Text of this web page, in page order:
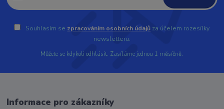
Souhlasím se zpracováním osobních údajů za účelem rozesílky
newsletteru.
Můžete se kdykoli odhlásit. Zasíláme jednou 1 měsíčně.
Informace pro zákazníky